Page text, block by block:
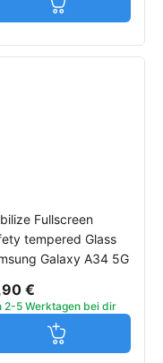
Jetzt in den
Fullscreen
tempered Glass
Galaxy A34 5G
€
2-5 Werktagen bei dir
Jetzt in den